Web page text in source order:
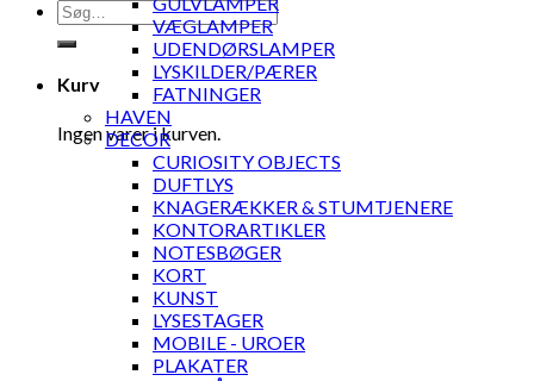
Søg
efter:
Kurv
Ingen varer i kurven.
VÆGLAMPER
UDENDØRSLAMPER
LYSKILDER/PÆRER
FATNINGER
HAVEN
DECOR
CURIOSITY OBJECTS
DUFTLYS
KNAGERÆKKER & STUMTJENERE
KONTORARTIKLER
NOTESBØGER
KORT
KUNST
LYSESTAGER
MOBILE - UROER
PLAKATER